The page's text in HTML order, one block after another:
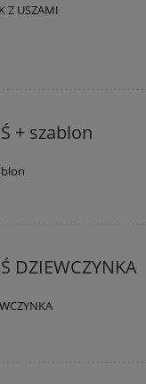
Z USZAMI
+ szablon
DZIEWCZYNKA